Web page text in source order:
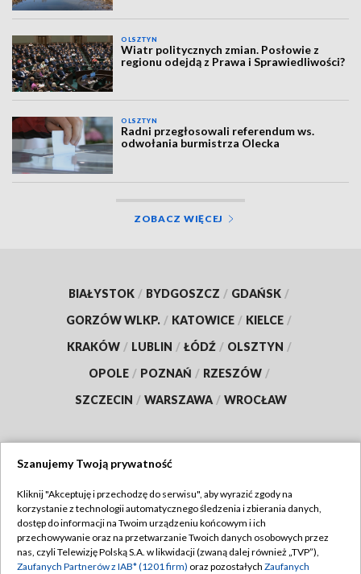
OLSZTYN
Wiatr politycznych zmian. Posłowie z
regionu odejdą z Prawa i Sprawiedliwości?
OLSZTYN
Radni przegłosowali referendum ws.
odwołania burmistrza Olecka
ZOBACZ WIĘCEJ
BIAŁYSTOK / BYDGOSZCZ / GDAŃSK /
GORZÓW WLKP. / KATOWICE / KIELCE /
KRAKÓW / LUBLIN / ŁÓDŹ / OLSZTYN /
OPOLE / POZNAŃ / RZESZÓW /
SZCZECIN / WARSZAWA / WROCŁAW
TVP
Abonament TVP
Emisja w TVP
Regulamin TVP
Polityka prywatności
Szanujemy Twoją prywatność
Kliknij "Akceptuję i przechodzę do serwisu", aby wyrazić zgody na
korzystanie z technologii automatycznego śledzenia i zbierania danych,
dostęp do informacji na Twoim urządzeniu końcowym i ich
przechowywanie oraz na przetwarzanie Twoich danych osobowych przez
nas, czyli Telewizję Polską S.A. w likwidacji (zwaną dalej również „TVP”),
Zaufanych Partnerów z IAB* (1201 firm) oraz pozostałych Zaufanych